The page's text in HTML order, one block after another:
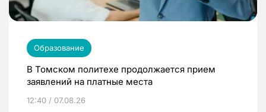
Образование
В Томском политехе продолжается прием
заявлений на платные места
12:40 / 07.08.26